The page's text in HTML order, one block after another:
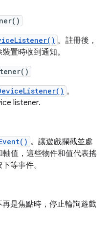
。註冊後，
置時收到通知。
。
listener.
。讓遊戲攔截並處
軸值，這些物件和值代表搖
等事件。
是焦點時，停止輪詢遊戲